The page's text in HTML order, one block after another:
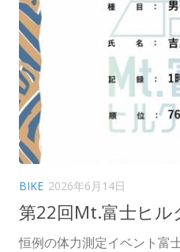
BIKE 2026年6月14日
第22回Mt.富士ヒル
恒例の体力測定イベント富